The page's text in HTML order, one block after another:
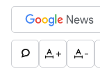
+ -